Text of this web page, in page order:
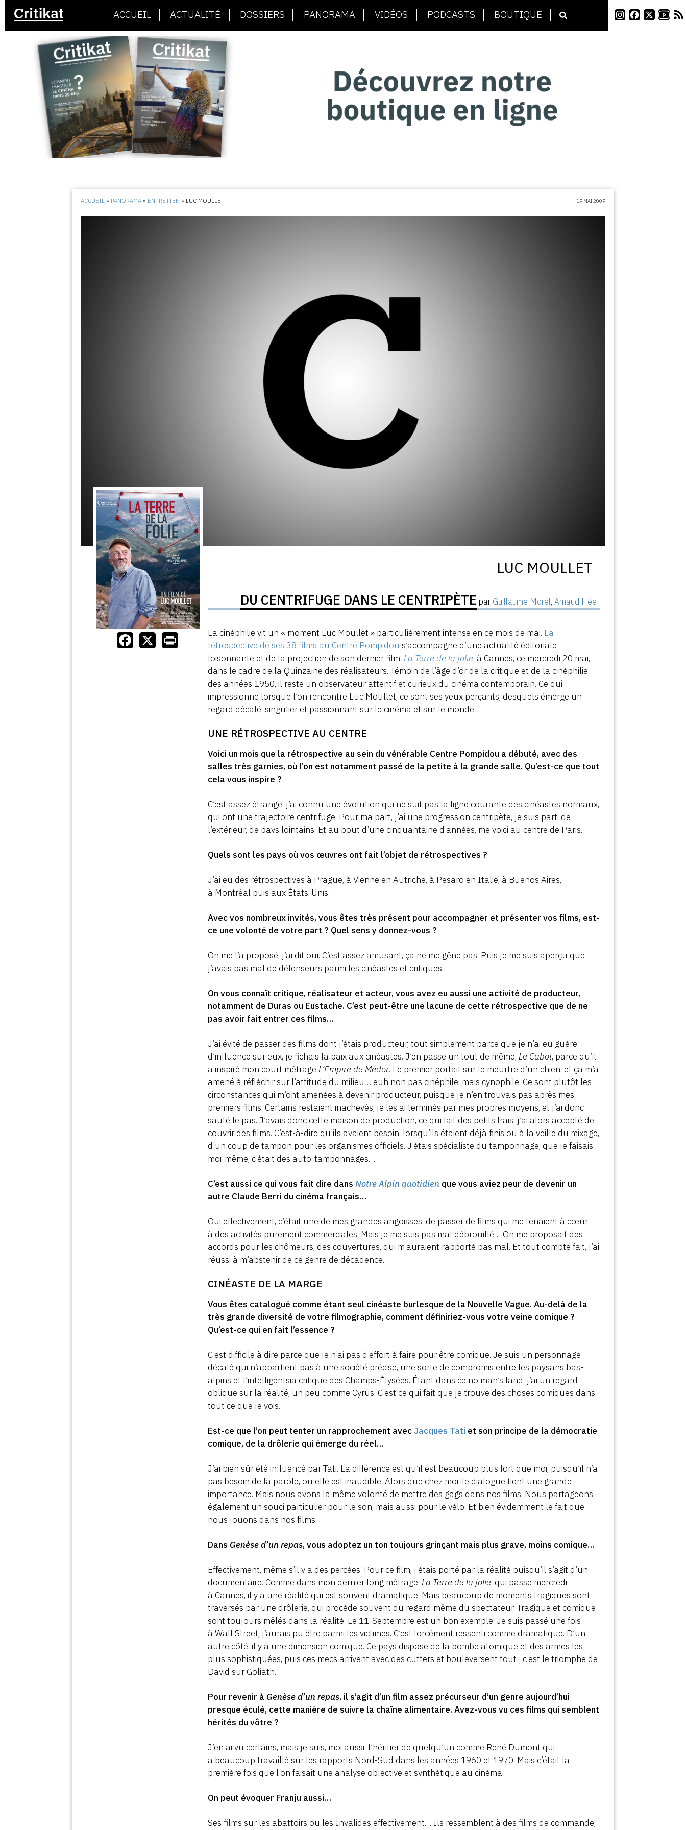
ACCUEIL ACTUALITÉ DOSSIERS PANORAMA VIDÉOS PODCASTS BOUTIQUE
ACCUEIL » PANORAMA » ENTRETIEN » LUC MOULLET 19 MAI 2009
LUC MOULLET
DU CENTRIFUGE DANS LE CENTRIPÈTE par Guillaume Morel,Arnaud Hée
La cinéphilie vit un « moment Luc Moullet » particulièrement intense en ce mois de mai. La
rétrospective de ses 38 films au Centre Pompidou s’accompagne d’une actualité éditoriale
foisonnante et de la projection de son dernier film,La Terre de la folie, à Cannes, ce mercredi 20 mai,
dans le cadre de la Quinzaine des réalisateurs. Témoin de l’âge d’or de la critique et de la cinéphilie
des années 1950, il reste un observateur attentif et curieux du cinéma contemporain. Ce qui
impressionne lorsque l’on rencontre Luc Moullet, ce sont ses yeux perçants, desquels émerge un
regard décalé, singulier et passionnant sur le cinéma et sur le monde.
UNE RÉTROSPECTIVE AU CENTRE
Voici un mois que la rétrospective au sein du vénérable Centre Pompidou a débuté, avec des
salles très garnies, où l’on est notamment passé de la petite à la grande salle. Qu’est-ce que tout
cela vous inspire ?
C’est assez étrange, j’ai connu une évolution qui ne suit pas la ligne courante des cinéastes normaux,
qui ont une trajectoire centrifuge. Pour ma part, j’ai une progression centripète, je suis parti de
l’extérieur, de pays lointains. Et au bout d’une cinquantaine d’années, me voici au centre de Paris.
Quels sont les pays où vos œuvres ont fait l’objet de rétrospectives ?
J’ai eu des rétrospectives à Prague, à Vienne en Autriche, à Pesaro en Italie, à Buenos Aires,
à Montréal puis aux États-Unis.
Avec vos nombreux invités, vous êtes très présent pour accompagner et présenter vos films, est-
ce une volonté de votre part ? Quel sens y donnez-vous ?
On me l’a proposé, j’ai dit oui. C’est assez amusant, ça ne me gêne pas. Puis je me suis aperçu que
j’avais pas mal de défenseurs parmi les cinéastes et critiques.
On vous connaît critique, réalisateur et acteur, vous avez eu aussi une activité de producteur,
notamment de Duras ou Eustache. C’est peut-être une lacune de cette rétrospective que de ne
pas avoir fait entrer ces films…
J’ai évité de passer des films dont j’étais producteur, tout simplement parce que je n’ai eu guère
d’influence sur eux, je fichais la paix aux cinéastes. J’en passe un tout de même,Le Cabot, parce qu’il
a inspiré mon court métrageL’Empire de Médor. Le premier portait sur le meurtre d’un chien, et ça m’a
amené à réfléchir sur l’attitude du milieu… euh non pas cinéphile, mais cynophile. Ce sont plutôt les
circonstances qui m’ont amenées à devenir producteur, puisque je n’en trouvais pas après mes
premiers films. Certains restaient inachevés, je les ai terminés par mes propres moyens, et j’ai donc
sauté le pas. J’avais donc cette maison de production, ce qui fait des petits frais, j’ai alors accepté de
couvrir des films. C’est-à-dire qu’ils avaient besoin, lorsqu’ils étaient déjà finis ou à la veille du mixage,
d’un coup de tampon pour les organismes officiels. J’étais spécialiste du tamponnage, que je faisais
moi-même, c’était des auto-tamponnages…
C’est aussi ce qui vous fait dire dansNotre Alpin quotidien que vous aviez peur de devenir un
autre Claude Berri du cinéma français…
Oui effectivement, c’était une de mes grandes angoisses, de passer de films qui me tenaient à cœur
à des activités purement commerciales. Mais je me suis pas mal débrouillé… On me proposait des
accords pour les chômeurs, des couvertures, qui m’auraient rapporté pas mal. Et tout compte fait, j’ai
réussi à m’abstenir de ce genre de décadence.
CINÉASTE DE LA MARGE
Vous êtes catalogué comme étant seul cinéaste burlesque de la Nouvelle Vague. Au-delà de la
très grande diversité de votre filmographie, comment définiriez-vous votre veine comique ?
Qu’est-ce qui en fait l’essence ?
C’est difficile à dire parce que je n’ai pas d’effort à faire pour être comique. Je suis un personnage
décalé qui n’appartient pas à une société précise, une sorte de compromis entre les paysans bas-
alpins et l’intelligentsia critique des Champs-Élysées. Étant dans ce no man’s land, j’ai un regard
oblique sur la réalité, un peu comme Cyrus. C’est ce qui fait que je trouve des choses comiques dans
tout ce que je vois.
Est-ce que l’on peut tenter un rapprochement avecJacques Tati et son principe de la démocratie
comique, de la drôlerie qui émerge du réel…
J’ai bien sûr été influencé par Tati. La différence est qu’il est beaucoup plus fort que moi, puisqu’il n’a
pas besoin de la parole, ou elle est inaudible. Alors que chez moi, le dialogue tient une grande
importance. Mais nous avons la même volonté de mettre des gags dans nos films. Nous partageons
également un souci particulier pour le son, mais aussi pour le vélo. Et bien évidemment le fait que
nous jouons dans nos films.
Dans Genèse d’un repas, vous adoptez un ton toujours grinçant mais plus grave, moins comique…
Effectivement, même s’il y a des percées. Pour ce film, j’étais porté par la réalité puisqu’il s’agit d’un
documentaire. Comme dans mon dernier long métrage,La Terre de la folie, qui passe mercredi
à Cannes, il y a une réalité qui est souvent dramatique. Mais beaucoup de moments tragiques sont
traversés par une drôlerie, qui procède souvent du regard même du spectateur. Tragique et comique
sont toujours mêlés dans la réalité. Le 11-Septembre est un bon exemple. Je suis passé une fois
à Wall Street, j’aurais pu être parmi les victimes. C’est forcément ressenti comme dramatique. D’un
autre côté, il y a une dimension comique. Ce pays dispose de la bombe atomique et des armes les
plus sophistiquées, puis ces mecs arrivent avec des cutters et bouleversent tout ; c’est le triomphe de
David sur Goliath.
Pour revenir à Genèse d’un repas, il s’agit d’un film assez précurseur d’un genre aujourd’hui
presque éculé, cette manière de suivre la chaîne alimentaire. Avez-vous vu ces films qui semblent
hérités du vôtre ?
J’en ai vu certains, mais je suis, moi aussi, l’héritier de quelqu’un comme René Dumont qui
a beaucoup travaillé sur les rapports Nord-Sud dans les années 1960 et 1970. Mais c’était la
première fois que l’on faisait une analyse objective et synthétique au cinéma.
On peut évoquer Franju aussi…
Ses films sur les abattoirs ou les Invalides effectivement… Ils ressemblent à des films de commande,